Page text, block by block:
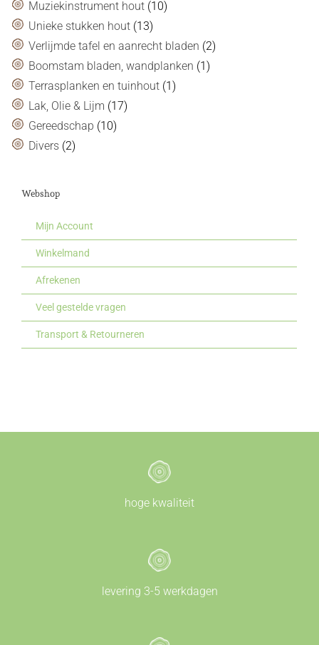
Muziekinstrument hout (10)
Unieke stukken hout (13)
Verlijmde tafel en aanrecht bladen (2)
Boomstam bladen, wandplanken (1)
Terrasplanken en tuinhout (1)
Lak, Olie & Lijm (17)
Gereedschap (10)
Divers (2)
Webshop
Mijn Account
Winkelmand
Afrekenen
Veel gestelde vragen
Transport & Retourneren
hoge kwaliteit
levering 3-5 werkdagen